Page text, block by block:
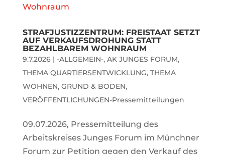
STRAFJUSTIZZENTRUM: FREISTAAT SETZT
AUF VERKAUFSDROHUNG STATT
BEZAHLBAREM WOHNRAUM
9.7.2026| -ALLGEMEIN-, AK JUNGES FORUM,
THEMA QUARTIERSENTWICKLUNG, THEMA
WOHNEN, GRUND & BODEN,
VERÖFFENTLICHUNGEN-Pressemitteilungen
09.07.2026, Pressemitteilung des
Arbeitskreises Junges Forum im Münchner
Forum zur Petition gegen den Verkauf des